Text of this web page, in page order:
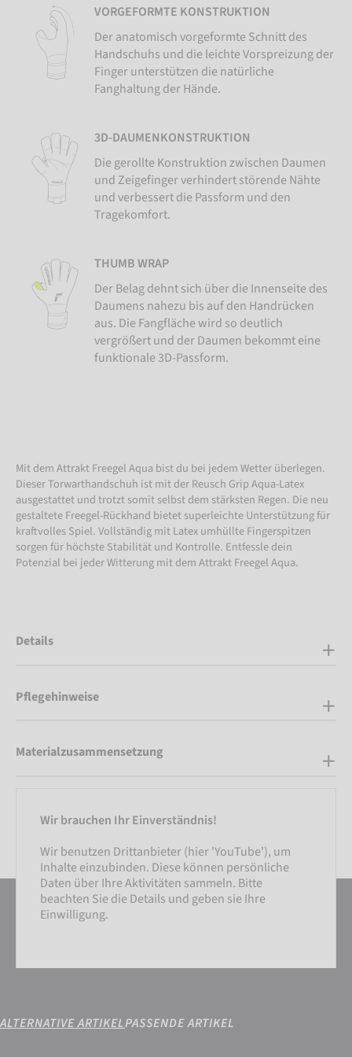
VORGEFORMTE KONSTRUKTION
Der anatomisch vorgeformte Schnitt des
Handschuhs und die leichte Vorspreizung der
Finger unterstützen die natürliche
Fanghaltung der Hände.
3D-DAUMENKONSTRUKTION
Die gerollte Konstruktion zwischen Daumen
und Zeigefinger verhindert störende Nähte
und verbessert die Passform und den
Tragekomfort.
THUMB WRAP
Der Belag dehnt sich über die Innenseite des
Daumens nahezu bis auf den Handrücken
aus. Die Fangfläche wird so deutlich
vergrößert und der Daumen bekommt eine
funktionale 3D-Passform.
Mit dem Attrakt Freegel Aqua bist du bei jedem Wetter überlegen.
Dieser Torwarthandschuh ist mit der Reusch Grip Aqua-Latex
ausgestattet und trotzt somit selbst dem stärksten Regen. Die neu
gestaltete Freegel-Rückhand bietet superleichte Unterstützung für
kraftvolles Spiel. Vollständig mit Latex umhüllte Fingerspitzen
sorgen für höchste Stabilität und Kontrolle. Entfessle dein
Potenzial bei jeder Witterung mit dem Attrakt Freegel Aqua.
Details
Pflegehinweise
Materialzusammensetzung
Wir brauchen Ihr Einverständnis!
Wir benutzen Drittanbieter (hier 'YouTube'), um
Inhalte einzubinden. Diese können persönliche
Daten über Ihre Aktivitäten sammeln. Bitte
beachten Sie die Details und geben sie Ihre
Einwilligung.
ALTERNATIVE ARTIKELPASSENDE ARTIKEL